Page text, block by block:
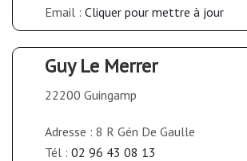
Email : Cliquer pour mettre à jour
Guy Le Merrer
22200 Guingamp
Adresse : 8 R Gén De Gaulle
Tél : 02 96 43 08 13